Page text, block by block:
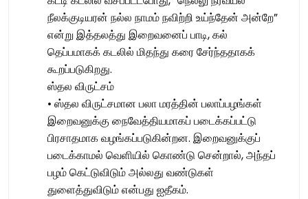
நீலக்குடியரன் நல்ல நாமம் நவிற்றி உய்ந்தேன் அன்றே”
என்று இத்தலத்து இறைவனைப் பாடி, கல்
தெப்பமாகக் கடலில் மிதந்து கரை சேர்ந்ததாகக்
கூறப்படுகிறது.
ஸ்தல விருட்சம்
• ஸ்தல விருட்சமான பலா மரத்தின் பலாப்பழங்கள்
இறைவனுக்கு நைவேத்தியமாகப் படைக்கப்பட்டு
பிரசாதமாக வழங்கப்படுகின்றன. இறைவனுக்குப்
படைக்காமல் வெளியில் கொண்டு சென்றால், அந்தப்
பழம் கெட்டுவிடும் அல்லது வண்டுகள்
துளைத்துவிடும் என்பது ஐதீகம்.